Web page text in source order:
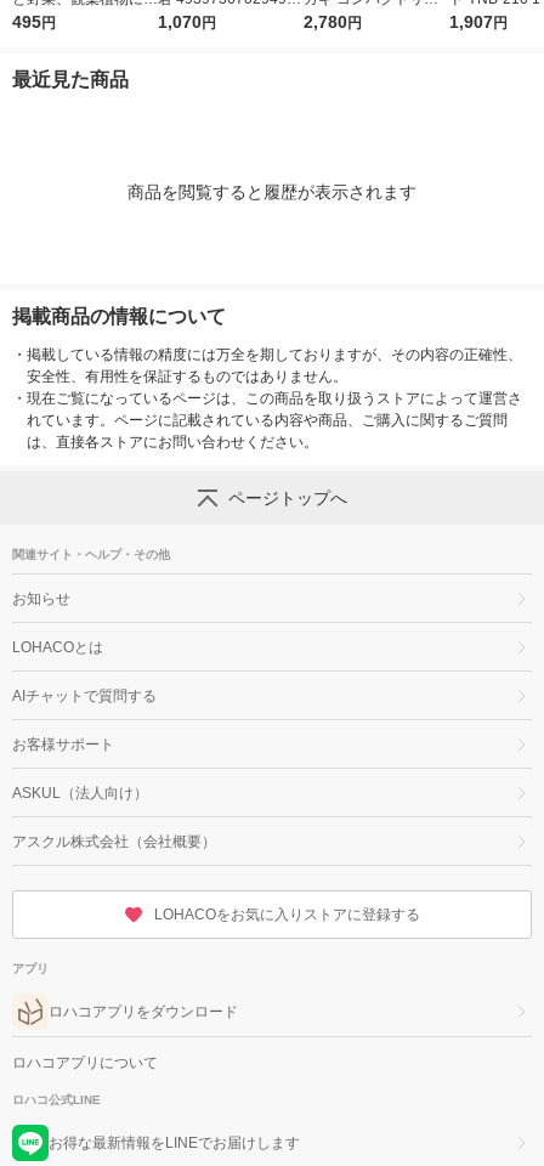
使える かるい培養土
495円
本（直送品）
1,070円
ル 15m CG 内径7.5m
2,780円
0枚入（直送
1,907円
最近見た商品
商品を閲覧すると履歴が表示されます
掲載商品の情報について
・ 掲載している情報の精度には万全を期しておりますが、その内容の正確性、
安全性、有用性を保証するものではありません。
・ 現在ご覧になっているページは、この商品を取り扱うストアによって運営さ
れています。ページに記載されている内容や商品、ご購入に関するご質問
は、直接各ストアにお問い合わせください。
ページトップへ
関連サイト・ヘルプ・その他
お知らせ
LOHACOとは
AIチャットで質問する
お客様サポート
ASKUL（法人向け）
アスクル株式会社（会社概要）
LOHACOをお気に入りストアに登録する
アプリ
ロハコアプリをダウンロード
ロハコアプリについて
ロハコ公式LINE
お得な最新情報をLINEでお届けします